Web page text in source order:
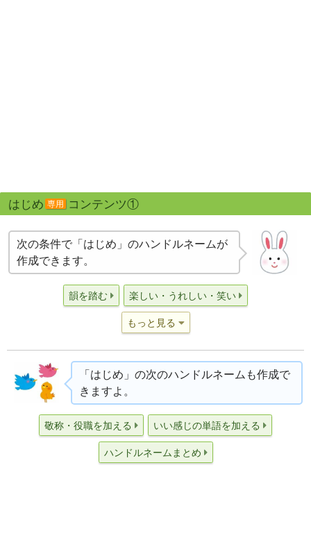
はじめ 専用 コンテンツ①
次の条件で「はじめ」のハンドルネームが
作成できます。
韻を踏む 楽しい・うれしい・笑い
もっと見る
「はじめ」の次のハンドルネームも作成で
きますよ。
敬称・役職を加える いい感じの単語を加える
ハンドルネームまとめ